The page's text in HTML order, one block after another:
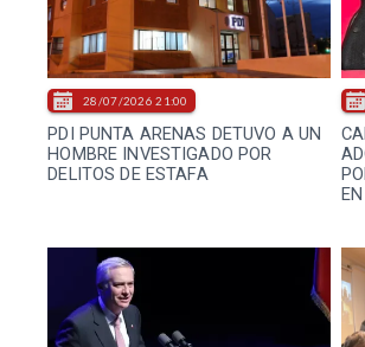
PDI PUNTA ARENAS DETUVO A UN
HOMBRE INVESTIGADO POR
DELITOS DE ESTAFA
28/07/2026 21:00